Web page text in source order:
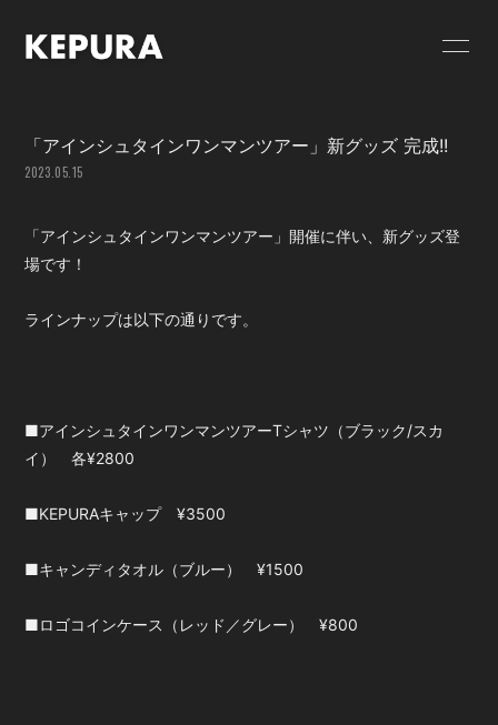
SCHEDULE
GOODS
PROFILE
FC限定 PHOTO
会員登録 ログイン
「アインシュタインワンマンツアー」新グッズ 完成!!
2023.05.15
「アインシュタインワンマンツアー」開催に伴い、新グッズ登
場です！
ラインナップは以下の通りです。
■アインシュタインワンマンツアーTシャツ（ブラック/スカ
イ） 各¥2800
■KEPURAキャップ ¥3500
■キャンディタオル（ブルー） ¥1500
■ロゴコインケース（レッド／グレー） ¥800